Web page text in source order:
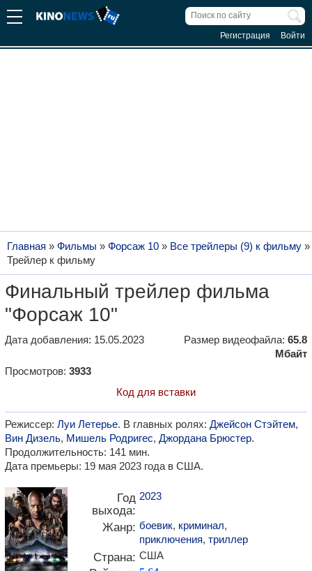
Регистрация Войти
Главная » Фильмы » Форсаж 10 » Все трейлеры (9) к фильму »
Трейлер к фильму
Финальный трейлер фильма
"Форсаж 10"
Дата добавления: 15.05.2023 Размер видеофайла: 65.8
Мбайт
Просмотров: 3933
Код для вставки
Режиссер: Луи Летерье. В главных ролях: Джейсон Стэйтем,
Вин Дизель, Мишель Родригес, Джордана Брюстер.
Продолжительность: 141 мин.
Дата премьеры: 19 мая 2023 года в США.
Год
выхода:
2023
Жанр: боевик, криминал,
приключения, триллер
Страна: США